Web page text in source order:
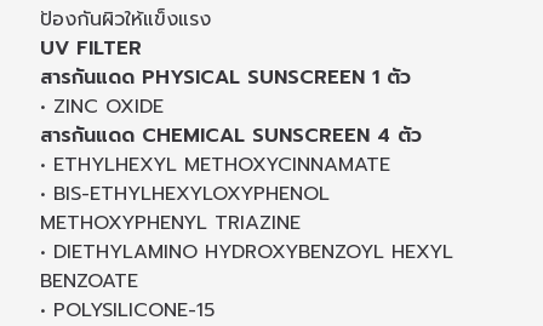
ป้องกันผิวให้แข็งแรง
UV FILTER
สารกันแดด PHYSICAL SUNSCREEN 1 ตัว
• ZINC OXIDE
สารกันแดด CHEMICAL SUNSCREEN 4 ตัว
• ETHYLHEXYL METHOXYCINNAMATE
• BIS-ETHYLHEXYLOXYPHENOL
METHOXYPHENYL TRIAZINE
• DIETHYLAMINO HYDROXYBENZOYL HEXYL
BENZOATE
• POLYSILICONE-15